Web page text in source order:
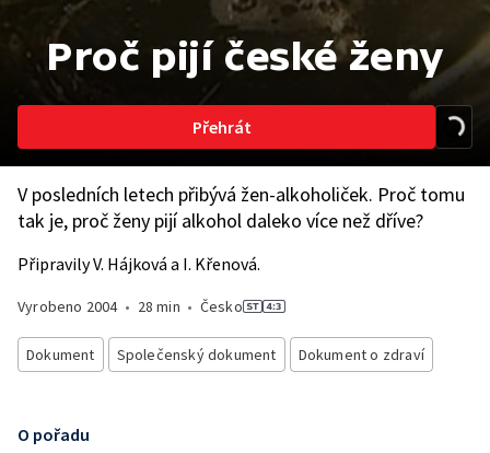
Proč pijí české ženy
Přehrát
V posledních letech přibývá žen-alkoholiček. Proč tomu
tak je, proč ženy pijí alkohol daleko více než dříve?
Připravily V. Hájková a I. Křenová.
Vyrobeno 2004• 28 min • Česko
Dokument Společenský dokument Dokument o zdraví
O pořadu